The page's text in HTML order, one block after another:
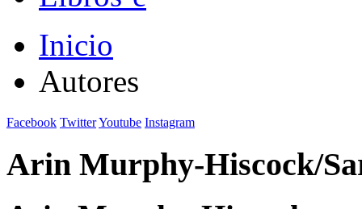
Inicio
Autores
Facebook TwitterYoutube Instagram
Arin Murphy-Hiscock/